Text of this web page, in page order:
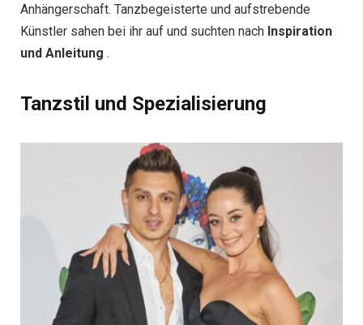
Anhängerschaft. Tanzbegeisterte und aufstrebende
Künstler sahen bei ihr auf und suchten nach Inspiration
und Anleitung .
Tanzstil und Spezialisierung